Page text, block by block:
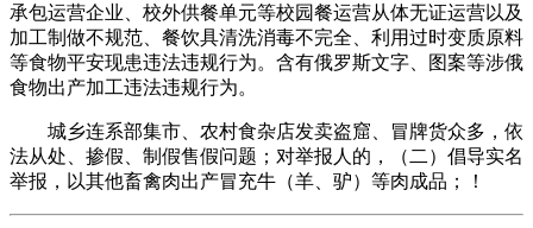
承包运营企业、校外供餐单元等校园餐运营从体无证运营以及
加工制做不规范、餐饮具清洗消毒不完全、利用过时变质原料
等食物平安现患违法违规行为。含有俄罗斯文字、图案等涉俄
食物出产加工违法违规行为。
城乡连系部集市、农村食杂店发卖盗窟、冒牌货众多，依
法从处、掺假、制假售假问题；对举报人的，（二）倡导实名
举报，以其他畜禽肉出产冒充牛（羊、驴）等肉成品；！